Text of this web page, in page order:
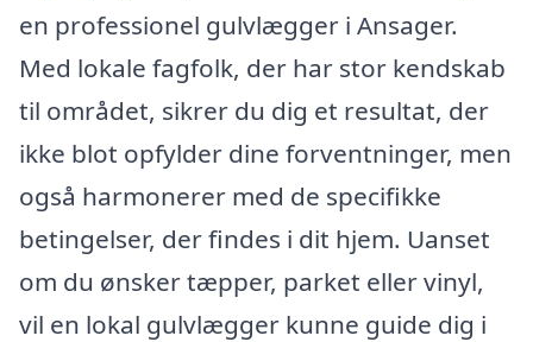
en professionel gulvlægger i Ansager.
Med lokale fagfolk, der har stor kendskab
til området, sikrer du dig et resultat, der
ikke blot opfylder dine forventninger, men
også harmonerer med de specifikke
betingelser, der findes i dit hjem. Uanset
om du ønsker tæpper, parket eller vinyl,
vil en lokal gulvlægger kunne guide dig i